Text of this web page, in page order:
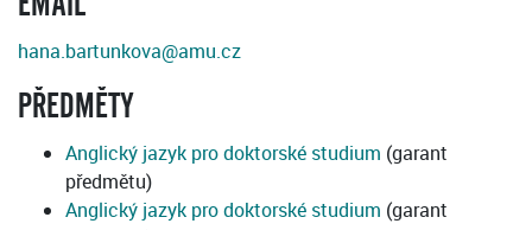
hana.bartunkova@amu.cz
PŘEDMĚTY
Anglický jazyk pro doktorské studium (garant
předmětu)
Anglický jazyk pro doktorské studium (garant